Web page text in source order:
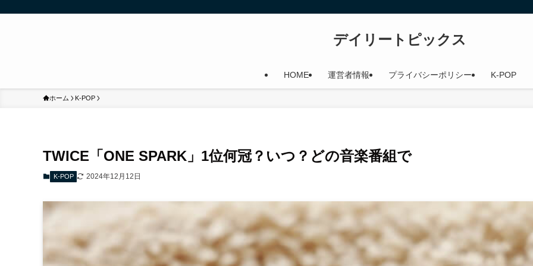
デイリートピックス
HOME 運営者情報 プライバシーポリシー K-POP
ホーム K-POP
TWICE「ONE SPARK」1位何冠？いつ？どの音楽番組で
K-POP 2024年12月12日